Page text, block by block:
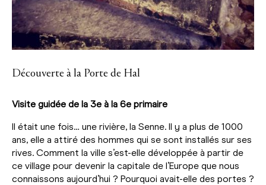
Découverte à la Porte de Hal
Visite guidée de la 3e à la 6e primaire
Il était une fois… une rivière, la Senne. Il y a plus de 1000
ans, elle a attiré des hommes qui se sont installés sur ses
rives. Comment la ville s’est-elle développée à partir de
ce village pour devenir la capitale de l’Europe que nous
connaissons aujourd’hui ? Pourquoi avait-elle des portes ?